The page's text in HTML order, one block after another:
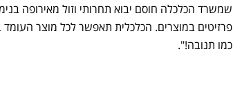
שמשרד הכלכלה חוסם יבוא תחרותי וזול מאירופה
פרזיטים במוצרים. הכלכלית תאפשר לכל מוצר העומד
כמו תנובה!".